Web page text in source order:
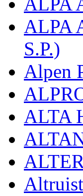
ALPA
S.P.)
Alpen
ALTA